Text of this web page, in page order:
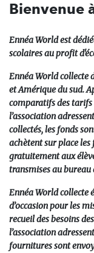
Bienvenue
Ennéa World est
scolaires au profit
Ennéa World collecte
et Amérique du sud.
comparatifs des tarifs
l’association
collectés, les fonds
achètent sur place
gratuitement aux
transmises au bureau
Ennéa World collecte
d’occasion pour les
recueil des besoins
l’association
fournitures sont